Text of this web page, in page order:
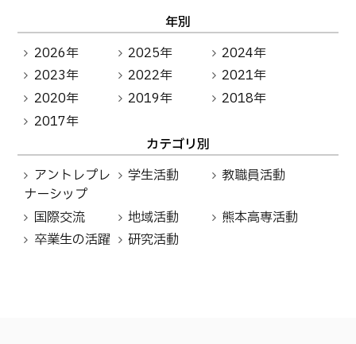
年別
2026年
2025年
2024年
2023年
2022年
2021年
2020年
2019年
2018年
2017年
カテゴリ別
アントレプレ
ナーシップ
学生活動 教職員活動
国際交流 地域活動
熊本高専活動
卒業生の活躍
研究活動